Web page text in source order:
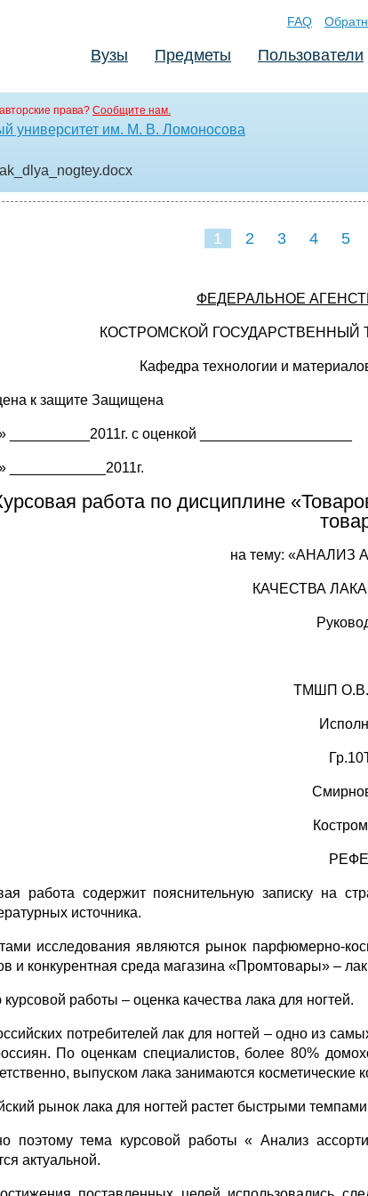
FAQ
Вузы Предметы Пользователи
права? Сообщите нам.
университет им. М. В. Ломоносова
.docx
1 2 3 4 5
ФЕДЕРАЛЬНОЕ
КОСТРОМСКОЙ
Кафедра технологии и
к защите Защищена
__________2011г. с оценкой ___________________
____________2011г.
работа по дисциплине
на тему:
КАЧЕСТВА
ТМШП О.В.
работа содержит пояснительную записку на
источника.
исследования являются рынок парфюмерно-
и конкурентная среда магазина «Промтовары» – лак
работы ‒ оценка качества лака для ногтей.
потребителей лак для ногтей ‒ одно из
По оценкам специалистов, более 80%
выпуском лака занимаются косметические
рынок лака для ногтей растет быстрыми
поэтому тема курсовой работы « Анализ
актуальной.